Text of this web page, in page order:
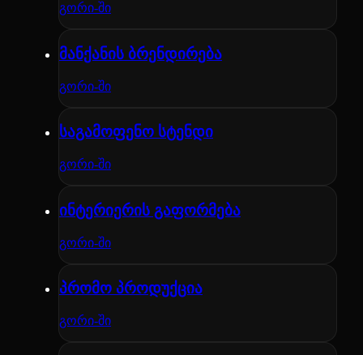
გორი-ში
მანქანის ბრენდირება
გორი-ში
საგამოფენო სტენდი
გორი-ში
ინტერიერის გაფორმება
გორი-ში
პრომო პროდუქცია
გორი-ში